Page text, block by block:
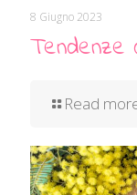
8 Giugno 2023
Tendenze
Read